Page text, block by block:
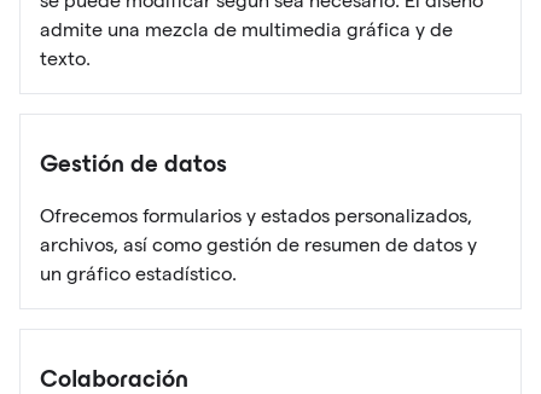
admite una mezcla de multimedia gráfica y de
texto.
Gestión de datos
Ofrecemos formularios y estados personalizados,
archivos, así como gestión de resumen de datos y
un gráfico estadístico.
Colaboración